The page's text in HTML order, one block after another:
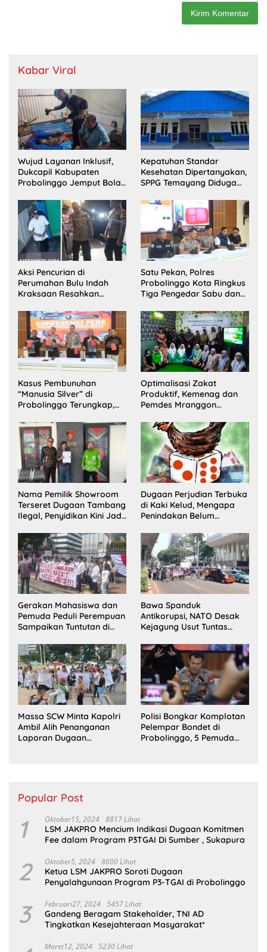
Kabar Viral
Wujud Layanan Inklusif,
Dukcapil Kabupaten
Probolinggo Jemput Bola
Disabilitas di Dringu
Kepatuhan Standar
Kesehatan Dipertanyakan,
SPPG Temayang Diduga
Aksi Pencurian di
Perumahan Bulu Indah
Kraksaan Resahkan
Satu Pekan, Polres
Probolinggo Kota Ringkus
Tiga Pengedar Sabu dan
Kasus Pembunuhan
“Manusia Silver” di
Probolinggo Terungkap,
Satu Buron
Optimalisasi Zakat
Produktif, Kemenag dan
Pemdes Mranggon
Pelaksana Kampung
Zakat
Nama Pemilik Showroom
Terseret Dugaan Tambang
Ilegal, Penyidikan Kini Jadi
Dugaan Perjudian Terbuka
di Kaki Kelud, Mengapa
Penindakan Belum
Gerakan Mahasiswa dan
Pemuda Peduli Perempuan
Sampaikan Tuntutan di
Bawa Spanduk
Antikorupsi, NATO Desak
Kejagung Usut Tuntas
Massa SCW Minta Kapolri
Ambil Alih Penanganan
Laporan Dugaan
Polisi Bongkar Komplotan
Pelempar Bondet di
Probolinggo, 5 Pemuda
Popular Post
1 Oktober15, 2024 8817 Lihat
LSM JAKPRO Mencium Indikasi Dugaan Komitmen
Fee dalam Program P3TGAI Di Sumber , Sukapura
2 Oktober5, 2024 8600 Lihat
Ketua LSM JAKPRO Soroti Dugaan
Penyalahgunaan Program P3-TGAI di Probolinggo
3 Februari27, 2024 5457 Lihat
Gandeng Beragam Stakeholder, TNI AD
Tingkatkan Kesejahteraan Masyarakat*
Maret12, 2024 5230 Lihat